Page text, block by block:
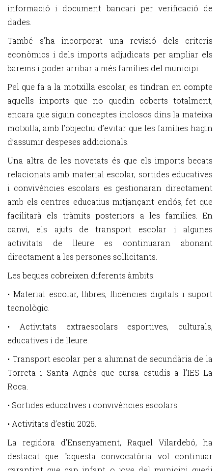
informació i document bancari per verificació de
dades.
També s’ha incorporat una revisió dels criteris
econòmics i dels imports adjudicats per ampliar els
barems i poder arribar a més famílies del municipi.
Pel que fa a la motxilla escolar, es tindran en compte
aquells imports que no quedin coberts totalment,
encara que siguin conceptes inclosos dins la mateixa
motxilla, amb l’objectiu d’evitar que les famílies hagin
d’assumir despeses addicionals.
Una altra de les novetats és que els imports becats
relacionats amb material escolar, sortides educatives
i convivències escolars es gestionaran directament
amb els centres educatius mitjançant endós, fet que
facilitarà els tràmits posteriors a les famílies. En
canvi, els ajuts de transport escolar i algunes
activitats de lleure es continuaran abonant
directament a les persones sol·licitants.
Les beques cobreixen diferents àmbits:
• Material escolar, llibres, llicències digitals i suport
tecnològic.
• Activitats extraescolars esportives, culturals,
educatives i de lleure.
• Transport escolar per a alumnat de secundària de la
Torreta i Santa Agnès que cursa estudis a l’IES La
Roca.
• Sortides educatives i convivències escolars.
• Activitats d’estiu 2026.
La regidora d’Ensenyament, Raquel Vilardebó, ha
destacat que “aquesta convocatòria vol continuar